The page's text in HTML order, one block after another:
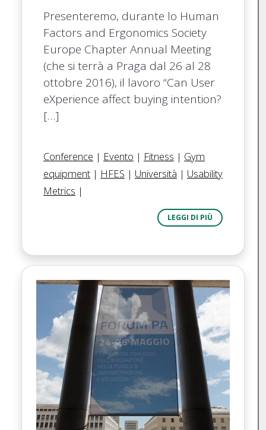
Presenteremo, durante lo Human
Factors and Ergonomics Society
Europe Chapter Annual Meeting
(che si terrà a Praga dal 26 al 28
ottobre 2016), il lavoro “Can User
eXperience affect buying intention?
[…]
Conference | Evento | Fitness | Gym
equipment | HFES | Università | Usability
Metrics |
LEGGI DI PIÙ